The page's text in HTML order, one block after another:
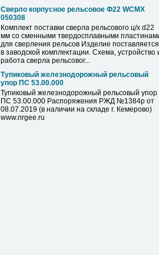
Сверло корпусное рельсовое Ф22 WCMX
050308
Комплект поставки сверла рельсового ц/х d22
мм cо сменными твердосплавными
для сверления рельсов Изделие поставляется
в заводской комплектации. Схема, устройство
работа сверла рельсовог...
Тупиковый железнодорожный рельсовый
упор ПС 53.00.000
Тупиковый железнодорожный рельсовый упор
ПС 53.00.000 Распоряжения РЖД №1384р от
08.07.2019 (в наличии на складе г. Кемерово)
www.nrgee.ru